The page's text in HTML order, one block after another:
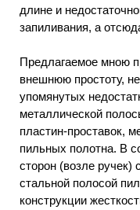
длине и
запиливания, а
Предлагаемое мною
внешнюю простоту,
упомянутых
металлической
пластин-проставок,
пильных полотна. В
сторон (возле ручек)
стальной полосой
конструкции